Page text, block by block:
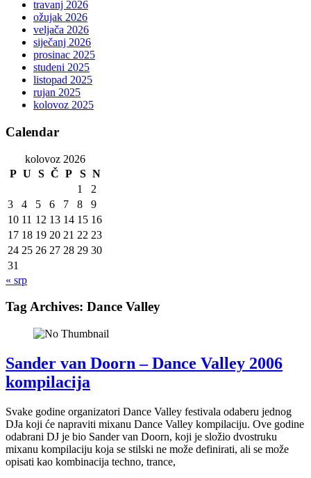
travanj 2026
ožujak 2026
veljača 2026
siječanj 2026
prosinac 2025
studeni 2025
listopad 2025
rujan 2025
kolovoz 2025
Calendar
kolovoz 2026
P U S Č P S N
1
2
3
4 5 6 7 8
9
10 11 12 13 14 15 16
17 18 19 20 21 22 23
24 25 26 27 28 29 30
31
« srp
Tag Archives: Dance Valley
Sander van Doorn – Dance Valley 2006
kompilacija
Svake godine organizatori Dance Valley festivala odaberu jednog
DJa koji će napraviti mixanu Dance Valley kompilaciju. Ove godine
odabrani DJ je bio Sander van Doorn, koji je složio dvostruku
mixanu kompilaciju koja se stilski ne može definirati, ali se može
opisati kao kombinacija techno, trance,